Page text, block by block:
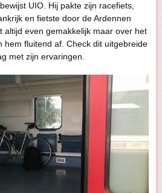
UIO. Hij pakte zijn racefiets,
en fietste door de Ardennen
altijd even gemakkelijk maar over het
hem fluitend af. Check dit uitgebreide
met zijn ervaringen.